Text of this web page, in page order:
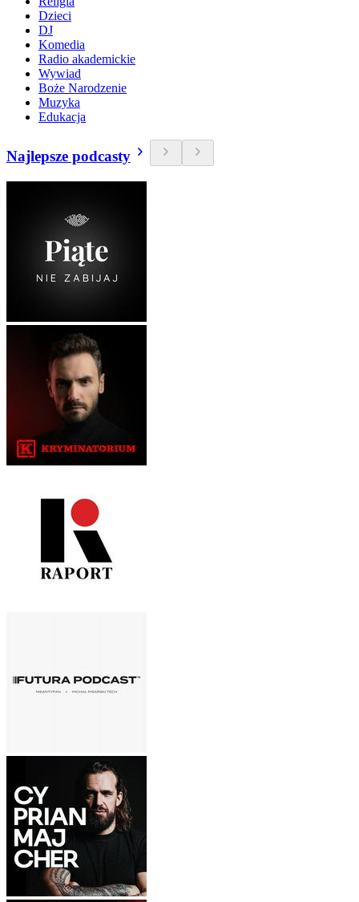
Dzieci
DJ
Komedia
Radio akademickie
Wywiad
Boże Narodzenie
Muzyka
Edukacja
Najlepsze podcasty